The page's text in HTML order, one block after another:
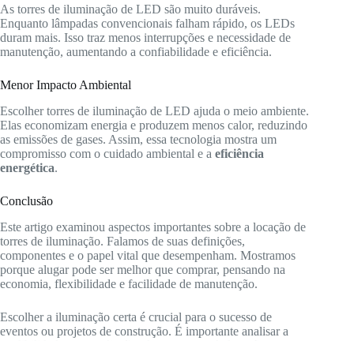
As torres de iluminação de LED são muito duráveis.
Enquanto lâmpadas convencionais falham rápido, os LEDs
duram mais. Isso traz menos interrupções e necessidade de
manutenção, aumentando a confiabilidade e eficiência.
Menor Impacto Ambiental
Escolher torres de iluminação de LED ajuda o meio ambiente.
Elas economizam energia e produzem menos calor, reduzindo
as emissões de gases. Assim, essa tecnologia mostra um
compromisso com o cuidado ambiental e a eficiência
energética.
Conclusão
Este artigo examinou aspectos importantes sobre a locação de
torres de iluminação. Falamos de suas definições,
componentes e o papel vital que desempenham. Mostramos
porque alugar pode ser melhor que comprar, pensando na
economia, flexibilidade e facilidade de manutenção.
Escolher a iluminação certa é crucial para o sucesso de
eventos ou projetos de construção. É importante analisar a